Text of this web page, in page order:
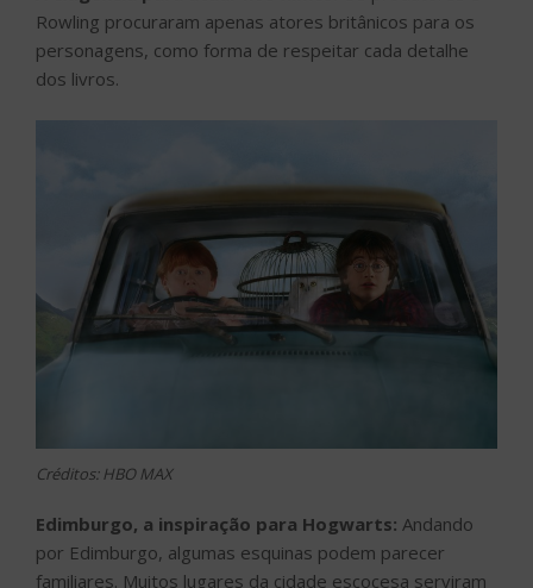
Rowling procuraram apenas atores britânicos para os
personagens, como forma de respeitar cada detalhe
dos livros.
Créditos: HBO MAX
Edimburgo, a inspiração para Hogwarts: Andando
por Edimburgo, algumas esquinas podem parecer
familiares. Muitos lugares da cidade escocesa serviram